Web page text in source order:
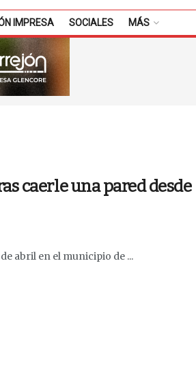
IMPRESA SOCIALES MÁS
caerle una pared desde
abril en el municipio de ...